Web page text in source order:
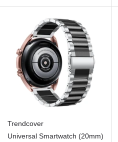
Trendcover
Universal Smartwatch (20mm)